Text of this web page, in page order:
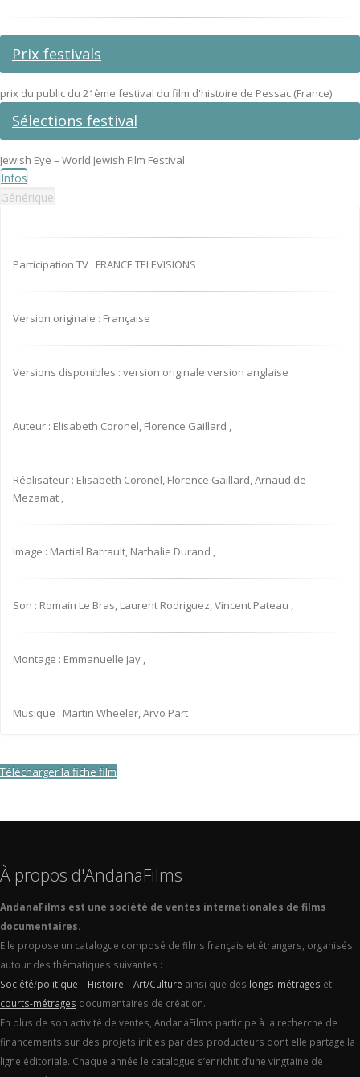
Prix festivals
prix du public du 21ème festival du film d'histoire de Pessac (France)
Sélections festival
Jewish Eye – World Jewish Film Festival
Infos
Générique
Participation TV : FRANCE TELEVISIONS
Version originale : Française
Versions disponibles : version originale version anglaise
Auteur : Elisabeth Coronel, Florence Gaillard ,
Réalisateur : Elisabeth Coronel, Florence Gaillard, Arnaud de
Mezamat ,
Image : Martial Barrault, Nathalie Durand ,
Son : Romain Le Bras, Laurent Rodriguez, Vincent Pateau ,
Montage : Emmanuelle Jay ,
Musique : Martin Wheeler, Arvo Pärt
Télécharger la fiche film
À propos d'AndanaFilms
AndanaFilms est une société de ventes internationales de films
documentaires.
Elle propose un catalogue composé de films français et étrangers, organisés
autour des thématiques suivantes :
Société/politique – Histoire –Art/Culture ainsi que des longs-métrages et
courts-métrages documentaires de création.
En plus de son activité de ventes, AndanaFilms participe à la recherche de
financements sur des projets initiés par des producteurs dont elle partage la
ligne éditoriale. Chaque année le catalogue s’enrichit d’une vingtaine de